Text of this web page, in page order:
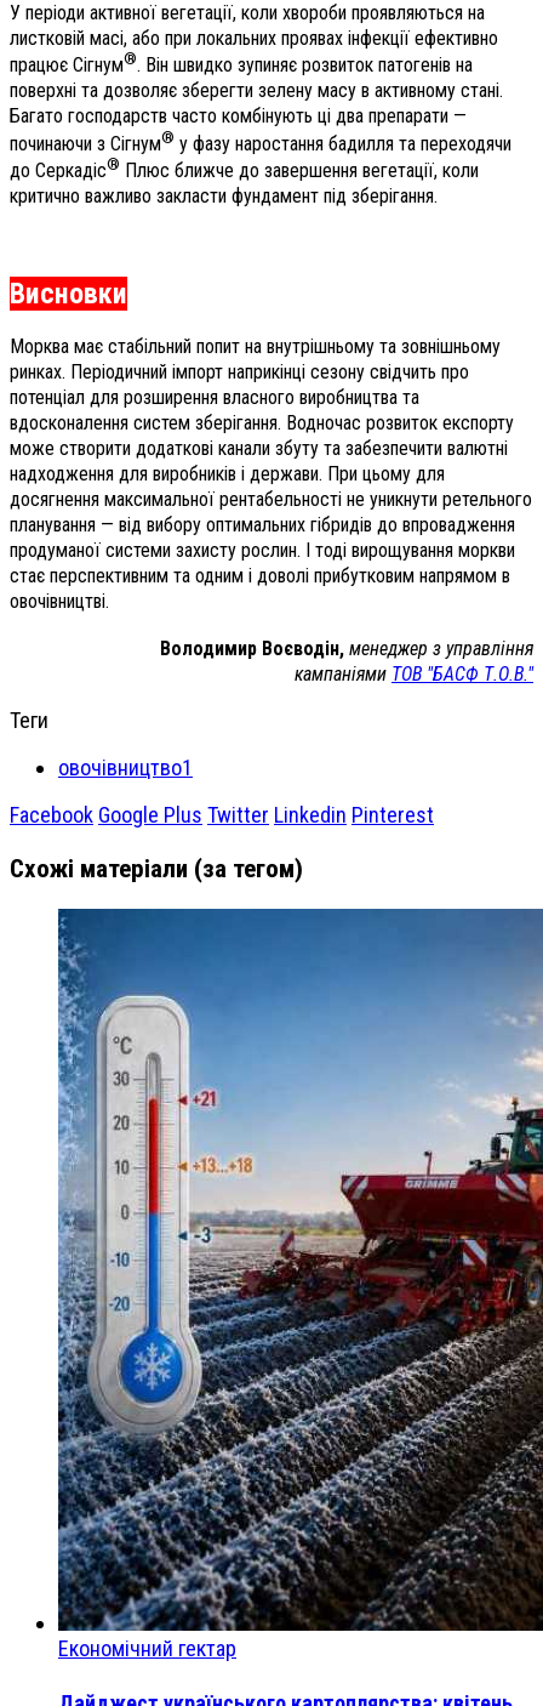
У періоди активної вегетації, коли хвороби проявляються на
листковій масі, або при локальних проявах інфекції ефективно
працює Сігнум®. Він швидко зупиняє розвиток патогенів на
поверхні та дозволяє зберегти зелену масу в активному стані.
Багато господарств часто комбінують ці два препарати —
починаючи з Сігнум® у фазу наростання бадилля та переходячи
до Серкадіс® Плюс ближче до завершення вегетації, коли
критично важливо закласти фундамент під зберігання.
Висновки
Морква має стабільний попит на внутрішньому та зовнішньому
ринках. Періодичний імпорт наприкінці сезону свідчить про
потенціал для розширення власного виробництва та
вдосконалення систем зберігання. Водночас розвиток експорту
може створити додаткові канали збуту та забезпечити валютні
надходження для виробників і держави. При цьому для
досягнення максимальної рентабельності не уникнути ретельного
планування — від вибору оптимальних гібридів до впровадження
продуманої системи захисту рослин. І тоді вирощування моркви
стає перспективним та одним і доволі прибутковим напрямом в
овочівництві.
Володимир Воєводін, менеджер з управління
кампаніями ТОВ "БАСФ Т.О.В."
Теги
овочівництво1
Facebook Google Plus Twitter Linkedin Pinterest
Схожі матеріали (за тегом)
Економічний гектар